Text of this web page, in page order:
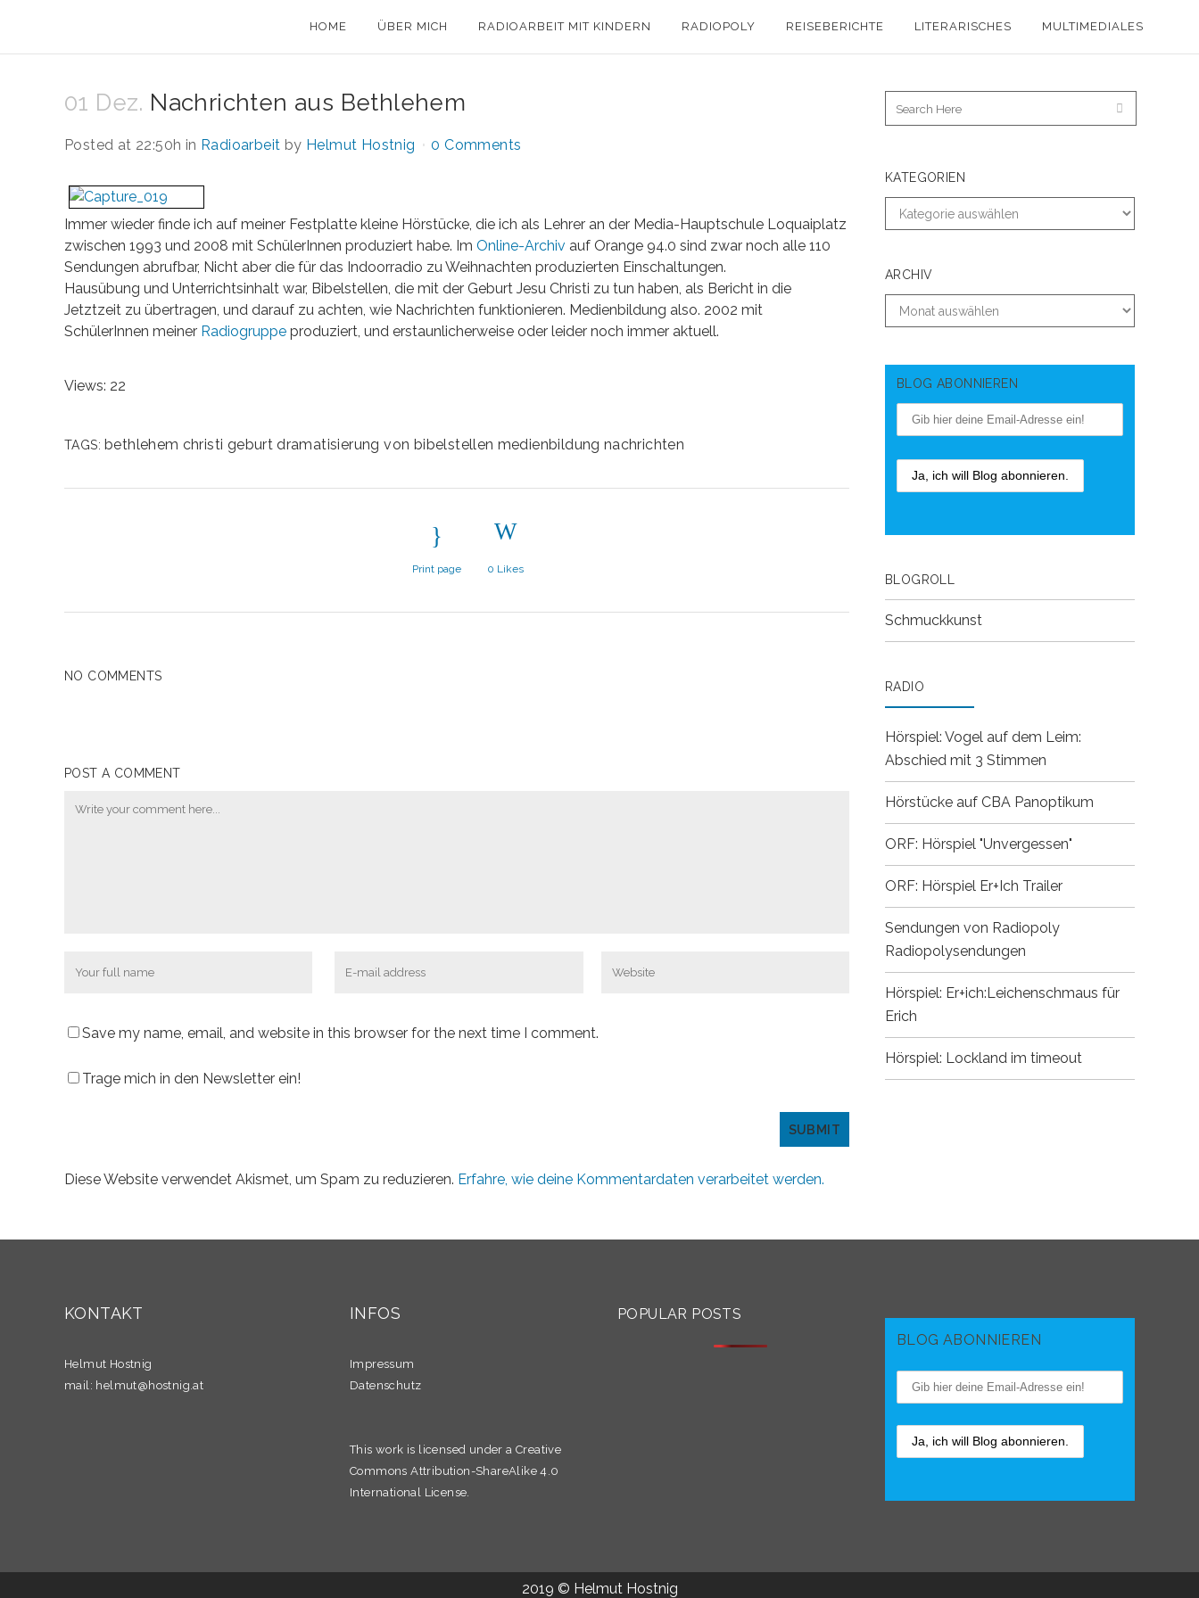
HOME ÜBER MICH RADIOARBEIT MIT KINDERN RADIOPOLY REISEBERICHTE LITERARISCHES MULTIMEDIALES
01 Dez. Nachrichten aus Bethlehem
Posted at 22:50h in Radioarbeit by Helmut Hostnig 0 Comments
Immer wieder finde ich auf meiner Festplatte kleine Hörstücke, die ich als Lehrer an der Media-Hauptschule Loquaiplatz
zwischen 1993 und 2008 mit SchülerInnen produziert habe. Im Online-Archiv auf Orange 94.0 sind zwar noch alle 110
Sendungen abrufbar, Nicht aber die für das Indoorradio zu Weihnachten produzierten Einschaltungen.
Hausübung und Unterrichtsinhalt war, Bibelstellen, die mit der Geburt Jesu Christi zu tun haben, als Bericht in die
Jetztzeit zu übertragen, und darauf zu achten, wie Nachrichten funktionieren. Medienbildung also. 2002 mit
SchülerInnen meiner Radiogruppe produziert, und erstaunlicherweise oder leider noch immer aktuell.
Views: 22
TAGS: bethlehem christi geburt dramatisierung von bibelstellen medienbildung nachrichten
Print page 0 Likes
NO COMMENTS
POST A COMMENT
Save my name, email, and website in this browser for the next time I comment.
Trage mich in den Newsletter ein!
Diese Website verwendet Akismet, um Spam zu reduzieren. Erfahre, wie deine Kommentardaten verarbeitet werden.
KATEGORIEN
ARCHIV
BLOG ABONNIEREN
BLOGROLL
Schmuckkunst
RADIO
Hörspiel: Vogel auf dem Leim:
Abschied mit 3 Stimmen
Hörstücke auf CBA Panoptikum
ORF: Hörspiel "Unvergessen"
ORF: Hörspiel Er+Ich Trailer
Sendungen von Radiopoly
Radiopolysendungen
Hörspiel: Er+ich:Leichenschmaus für
Erich
Hörspiel: Lockland im timeout
KONTAKT
Helmut Hostnig
mail: helmut@hostnig.at
INFOS
Impressum
Datenschutz
This work is licensed under a Creative
Commons Attribution-ShareAlike 4.0
International License.
POPULAR POSTS
BLOG ABONNIEREN
2019 © Helmut Hostnig